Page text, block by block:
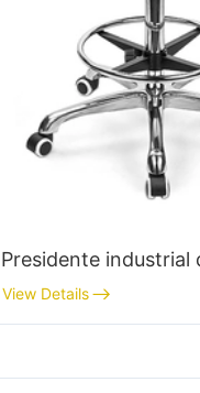
Presidente industrial
View Details